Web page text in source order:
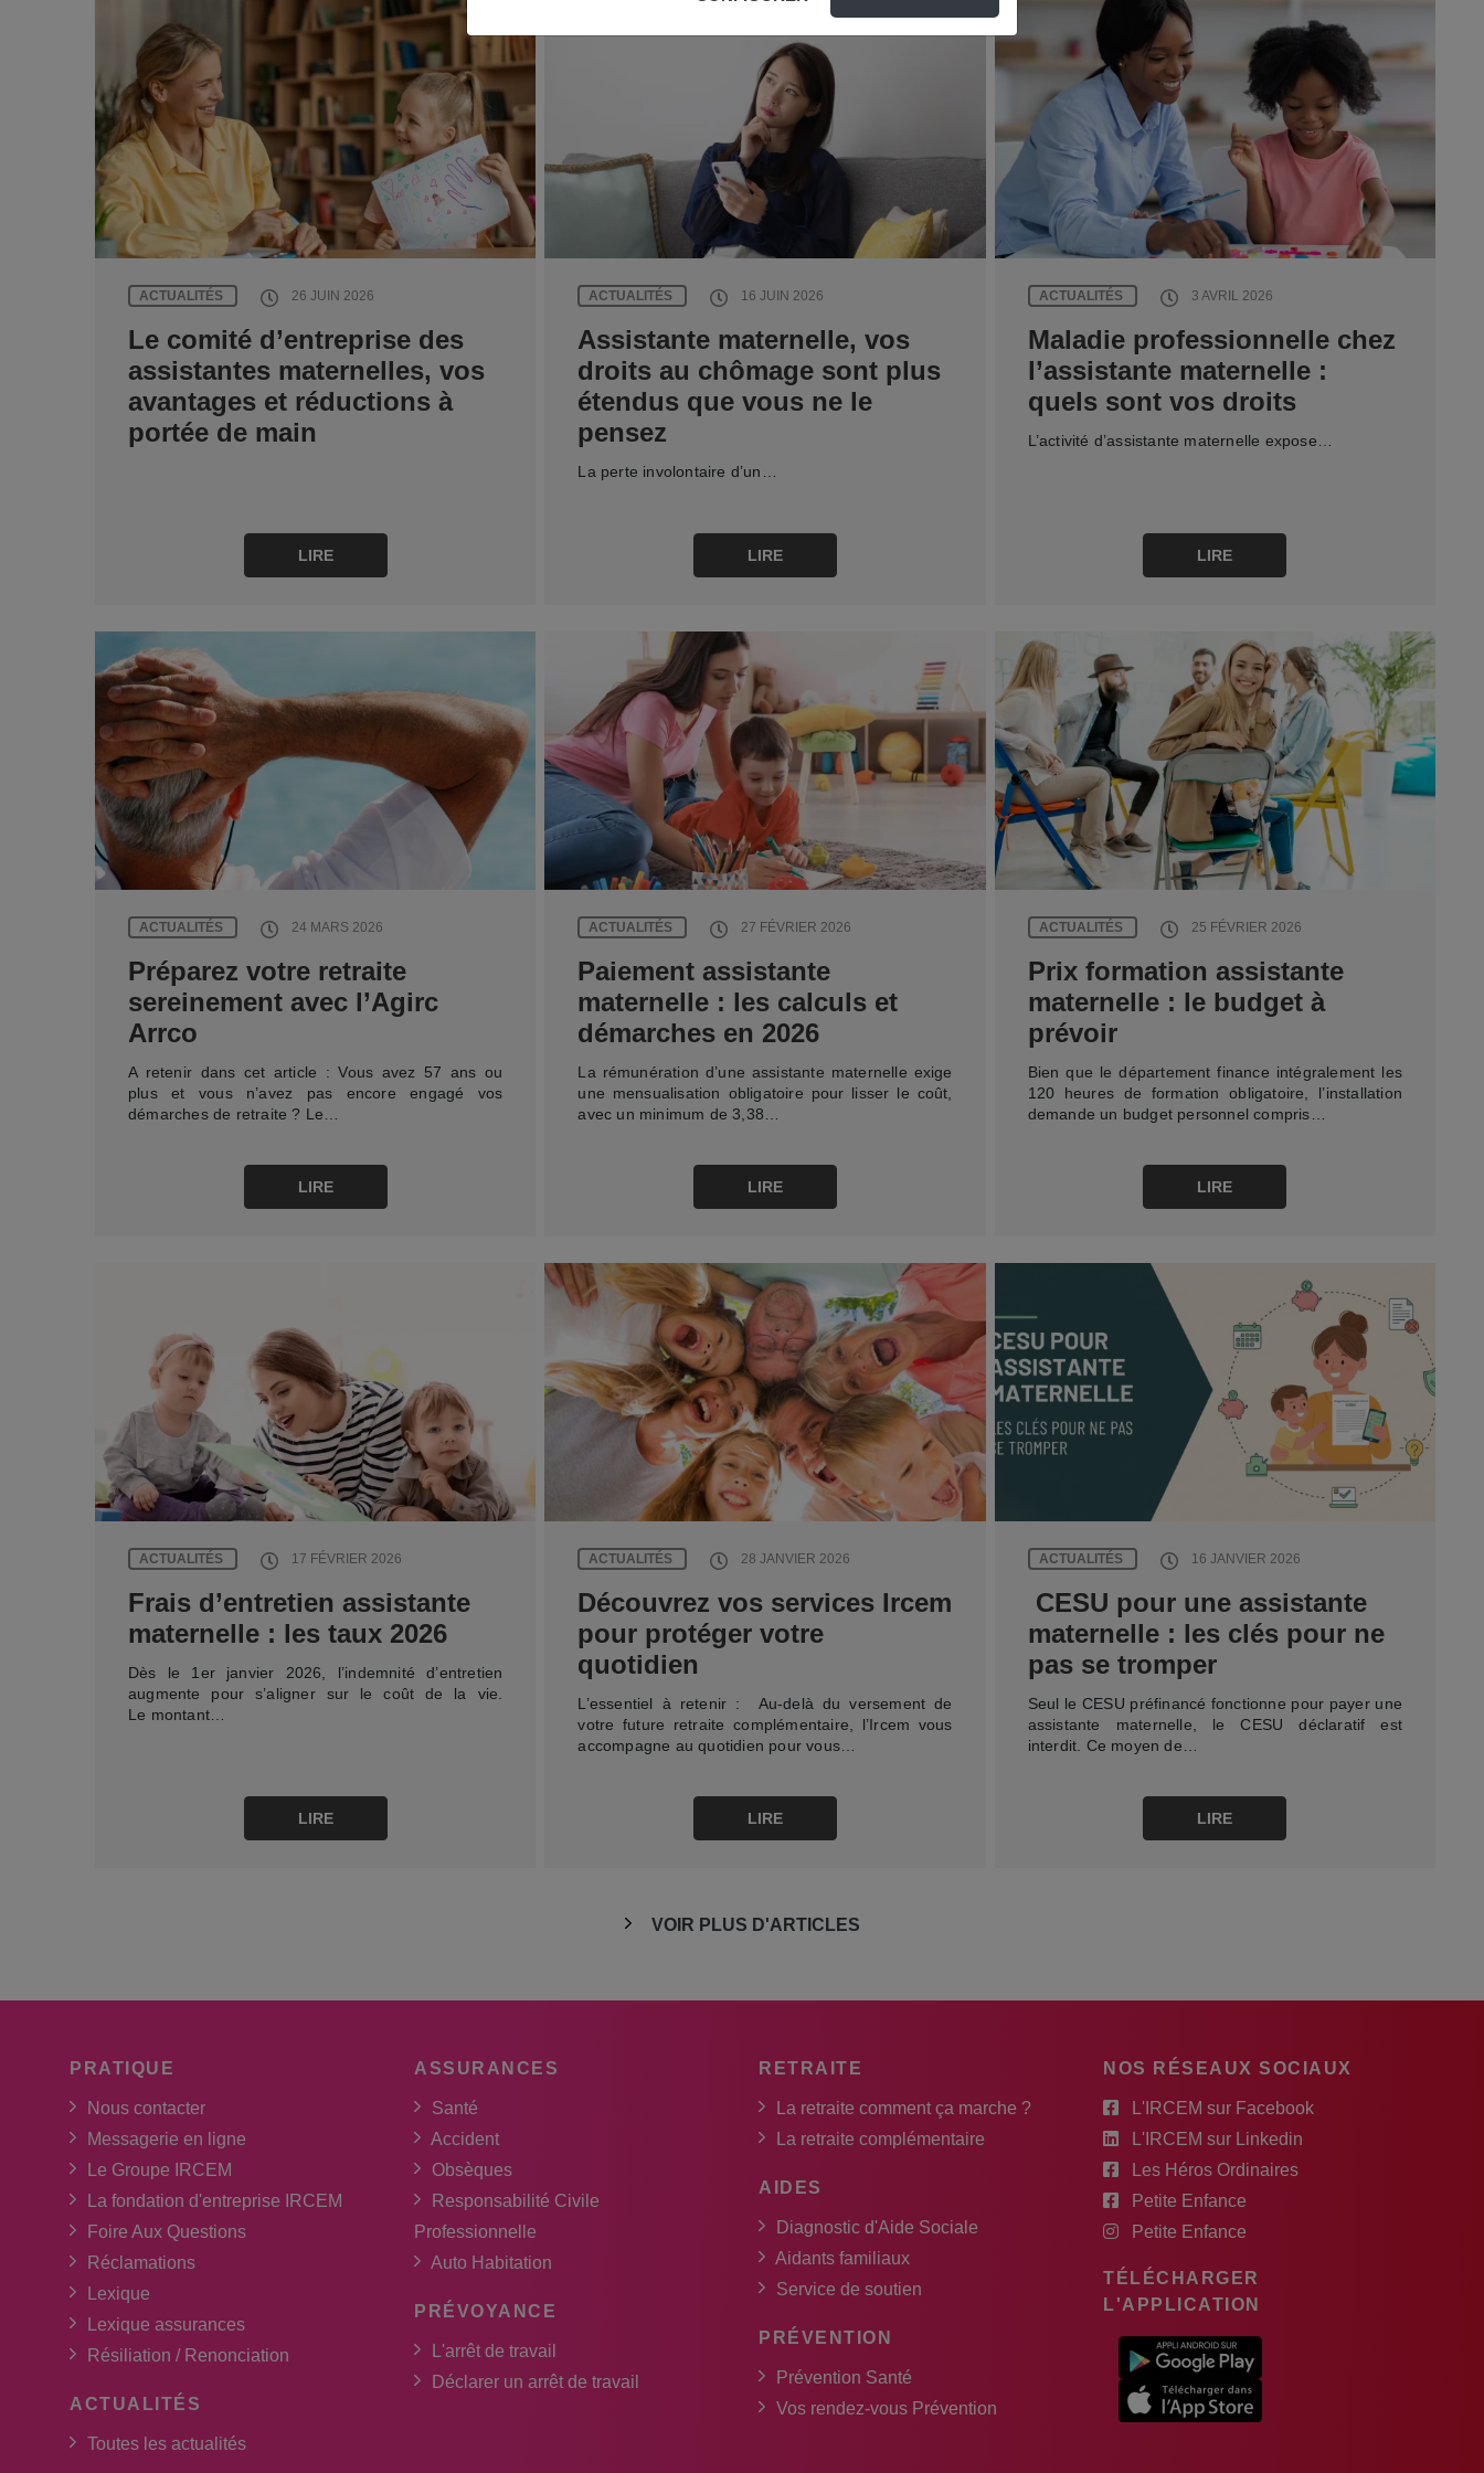
ACTUALITÉS 26 JUIN 2026
Le comité d’entreprise des
assistantes maternelles, vos
avantages et réductions à
portée de main
LIRE
ACTUALITÉS 16 JUIN 2026
Assistante maternelle, vos
droits au chômage sont plus
étendus que vous ne le
pensez
La perte involontaire d’un…
LIRE
ACTUALITÉS 3 AVRIL 2026
Maladie professionnelle chez
l’assistante maternelle :
quels sont vos droits
L’activité d’assistante maternelle expose…
LIRE
ACTUALITÉS 24 MARS 2026
Préparez votre retraite
sereinement avec l’Agirc
Arrco
A retenir dans cet article : Vous avez 57 ans ou
plus et vous n’avez pas encore engagé vos
démarches de retraite ? Le…
LIRE
ACTUALITÉS 27 FÉVRIER 2026
Paiement assistante
maternelle : les calculs et
démarches en 2026
La rémunération d’une assistante maternelle exige
une mensualisation obligatoire pour lisser le coût,
avec un minimum de 3,38…
LIRE
ACTUALITÉS 25 FÉVRIER 2026
Prix formation assistante
maternelle : le budget à
prévoir
Bien que le département finance intégralement les
120 heures de formation obligatoire, l’installation
demande un budget personnel compris…
LIRE
ACTUALITÉS 17 FÉVRIER 2026
Frais d’entretien assistante
maternelle : les taux 2026
Dès le 1er janvier 2026, l’indemnité d’entretien
augmente pour s’aligner sur le coût de la vie.
Le montant…
LIRE
ACTUALITÉS 28 JANVIER 2026
Découvrez vos services Ircem
pour protéger votre
quotidien
L’essentiel à retenir : Au-delà du versement de
votre future retraite complémentaire, l’Ircem vous
accompagne au quotidien pour vous…
LIRE
ACTUALITÉS 16 JANVIER 2026
CESU pour une assistante
maternelle : les clés pour ne
pas se tromper
Seul le CESU préfinancé fonctionne pour payer une
assistante maternelle, le CESU déclaratif est
interdit. Ce moyen de…
LIRE
VOIR PLUS D'ARTICLES
PRATIQUE
Nous contacter
Messagerie en ligne
Le Groupe IRCEM
La fondation d'entreprise IRCEM
Foire Aux Questions
Réclamations
Lexique
Lexique assurances
Résiliation / Renonciation
ACTUALITÉS
Toutes les actualités
ASSURANCES
Santé
Accident
Obsèques
Responsabilité Civile
Professionnelle
Auto Habitation
PRÉVOYANCE
L'arrêt de travail
Déclarer un arrêt de travail
RETRAITE
La retraite comment ça marche ?
La retraite complémentaire
AIDES
Diagnostic d'Aide Sociale
Aidants familiaux
Service de soutien
PRÉVENTION
Prévention Santé
Vos rendez-vous Prévention
NOS RÉSEAUX SOCIAUX
L'IRCEM sur Facebook
L'IRCEM sur Linkedin
Les Héros Ordinaires
Petite Enfance
Petite Enfance
TÉLÉCHARGER
L'APPLICATION